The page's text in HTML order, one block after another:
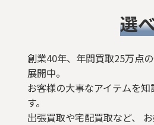
選
創業40年、年間買取25万点
展開中。
お客様の大事なアイテムを
す。
出張買取や宅配買取など、